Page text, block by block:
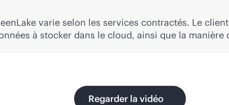
varie selon les services contractés. Le
à stocker dans le cloud, ainsi que la manière
Regarder la vidéo